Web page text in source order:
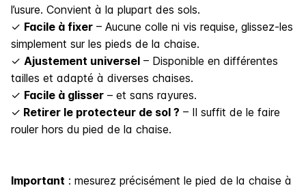
l’usure. Convient à la plupart des sols.
✓ Facile à fixer – Aucune colle ni vis requise, glissez-les
simplement sur les pieds de la chaise.
✓ Ajustement universel – Disponible en différentes
tailles et adapté à diverses chaises.
✓ Facile à glisser – et sans rayures.
✓ Retirer le protecteur de sol ? – Il suffit de le faire
rouler hors du pied de la chaise.
Important : mesurez précisément le pied de la chaise à